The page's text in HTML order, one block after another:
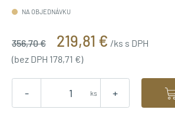
NA OBJEDNÁVKU
356,70 € 219,81 € /ks s DPH
(bez DPH 178,71 €)
- +
ks